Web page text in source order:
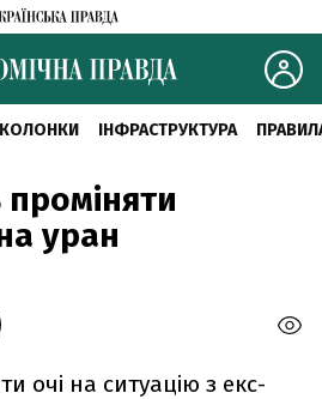
КОЛОНКИ ІНФРАСТРУКТУРА
уран
очі на ситуацію з екс-